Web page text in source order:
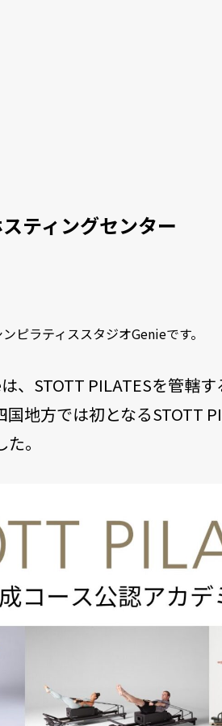
ティングセンター
ピラティススタジオGenieです。
、STOTT PILATESを管轄
地方では初となるSTOTT
。